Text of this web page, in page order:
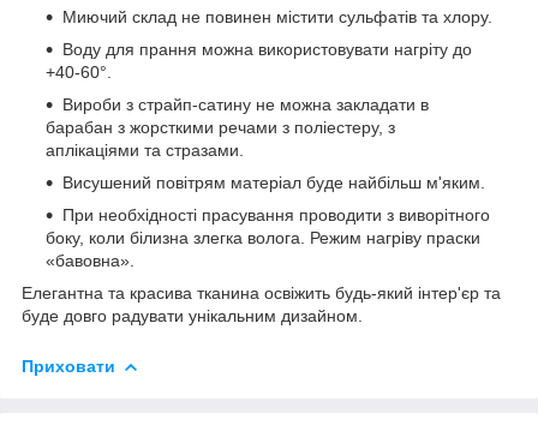
Миючий склад не повинен містити сульфатів та хлору.
Воду для прання можна використовувати нагріту до
+40-60°.
Вироби з страйп-сатину не можна закладати в
барабан з жорсткими речами з поліестеру, з
аплікаціями та стразами.
Висушений повітрям матеріал буде найбільш м'яким.
При необхідності прасування проводити з виворітного
боку, коли білизна злегка волога. Режим нагріву праски
«бавовна».
Елегантна та красива тканина освіжить будь-який інтер'єр та
буде довго радувати унікальним дизайном.
Приховати